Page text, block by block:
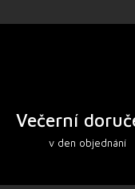
Večerní
v den objednání